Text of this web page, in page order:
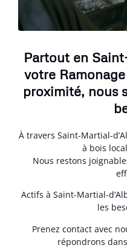
Partout en
votre
proximité, nous
À travers Saint-Martial-
à bois
Nous restons
Actifs à Saint-Martial-
les
Prenez contact avec
répondrons